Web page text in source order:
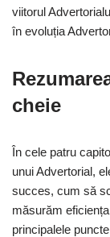
viitorul
în evoluția
cheie
În cele patru
unui Advertorial,
succes, cum să
măsurăm
principalele